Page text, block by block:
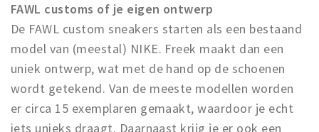
FAWL customs of je eigen ontwerp
De FAWL custom sneakers starten als een bestaand
model van (meestal) NIKE. Freek maakt dan een
uniek ontwerp, wat met de hand op de schoenen
wordt getekend. Van de meeste modellen worden
er circa 15 exemplaren gemaakt, waardoor je echt
iets unieks draagt. Daarnaast krijg je er ook een